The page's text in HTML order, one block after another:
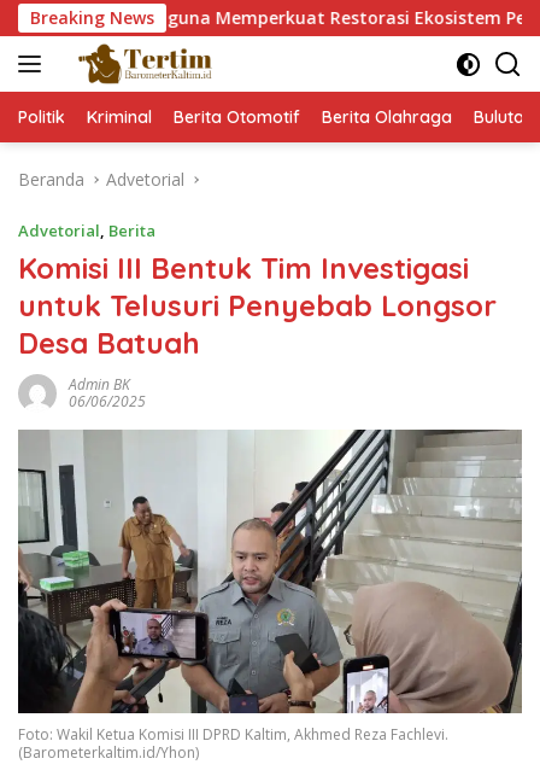
Langsung
ke
konten
Breaking Newsguna Memperkuat Restorasi Ekosistem Pesisir
Politik Kriminal Berita Otomotif Berita Olahraga
Beranda Advetorial
Advetorial, Berita
Komisi III Bentuk Tim Investigasi
untuk Telusuri Penyebab Longsor
Desa Batuah
Admin BK
06/06/2025
Foto: Wakil Ketua Komisi III DPRD Kaltim, Akhmed Reza Fachlevi.
(Barometerkaltim.id/Yhon)